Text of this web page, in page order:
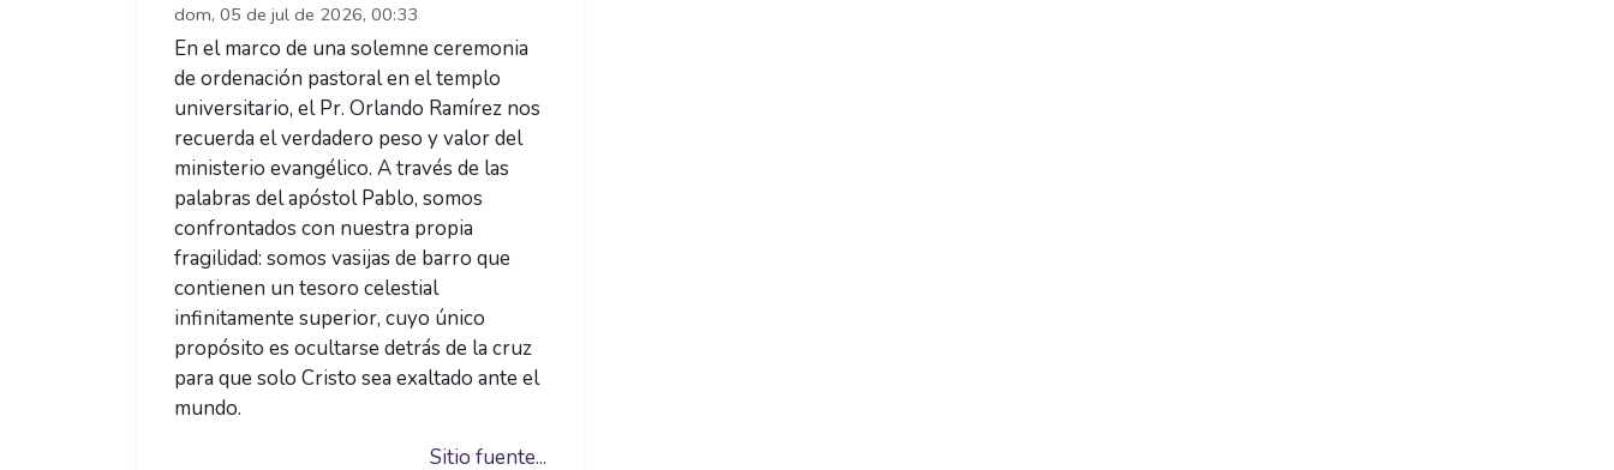
dom, 05 de jul de 2026, 00:33
En el marco de una solemne ceremonia
de ordenación pastoral en el templo
universitario, el Pr. Orlando Ramírez nos
recuerda el verdadero peso y valor del
ministerio evangélico. A través de las
palabras del apóstol Pablo, somos
confrontados con nuestra propia
fragilidad: somos vasijas de barro que
contienen un tesoro celestial
infinitamente superior, cuyo único
propósito es ocultarse detrás de la cruz
para que solo Cristo sea exaltado ante el
mundo.
Sitio fuente...